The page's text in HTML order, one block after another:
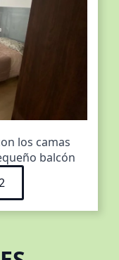
los camas
balcón